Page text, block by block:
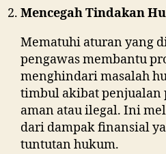
Mencegah Tindakan
Mematuhi aturan yang
pengawas membantu
menghindari masalah
timbul akibat penjualan
aman atau ilegal. Ini
dari dampak finansial
tuntutan hukum.